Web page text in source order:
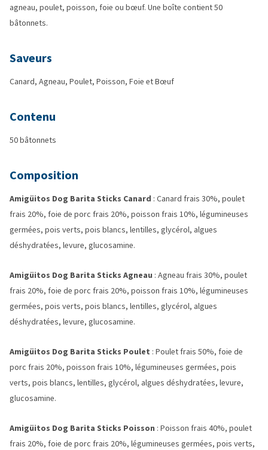
agneau, poulet, poisson, foie ou bœuf. Une boîte contient 50
bâtonnets.
Saveurs
Canard, Agneau, Poulet, Poisson, Foie et Bœuf
Contenu
50 bâtonnets
Composition
Amigüitos Dog Barita Sticks Canard : Canard frais 30%, poulet
frais 20%, foie de porc frais 20%, poisson frais 10%, légumineuses
germées, pois verts, pois blancs, lentilles, glycérol, algues
déshydratées, levure, glucosamine.
Amigüitos Dog Barita Sticks Agneau : Agneau frais 30%, poulet
frais 20%, foie de porc frais 20%, poisson frais 10%, légumineuses
germées, pois verts, pois blancs, lentilles, glycérol, algues
déshydratées, levure, glucosamine.
Amigüitos Dog Barita Sticks Poulet : Poulet frais 50%, foie de
porc frais 20%, poisson frais 10%, légumineuses germées, pois
verts, pois blancs, lentilles, glycérol, algues déshydratées, levure,
glucosamine.
Amigüitos Dog Barita Sticks Poisson : Poisson frais 40%, poulet
frais 20%, foie de porc frais 20%, légumineuses germées, pois verts,